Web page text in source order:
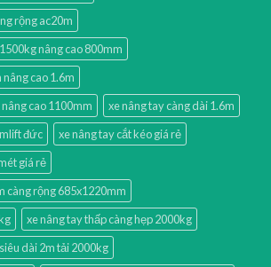
rộng ac20m
nâng cao 800mm
nâng cao 1.6m
cao 1100mm
xe nâng tay càng dài 1.6m
đức
xe nâng tay cắt kéo giá rẻ
giá rẻ
càng rộng 685x1220mm
xe nâng tay thấp càng hẹp 2000kg
dài 2m tải 2000kg